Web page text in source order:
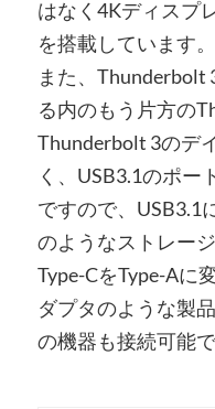
はなく4Kディスプ
を搭載しています。
また、Thunderbolt
る内のもう片方の
Thunderbolt 3のデ
く、USB3.1のポー
ですので、USB3.1
のようなストレー
Type-CをType-Aに
ダプタのような製
の機器も接続可能で